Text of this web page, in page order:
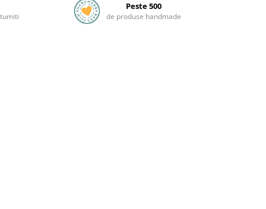
Peste 500
de produse handmade